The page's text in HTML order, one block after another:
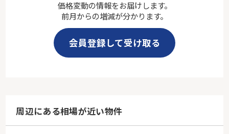
価格変動の情報をお届けします。
前月からの増減が分かります。
会員登録して受け取る
周辺にある相場が近い物件